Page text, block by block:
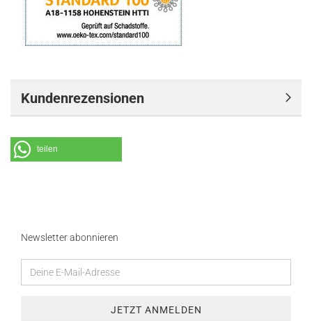
Kundenrezensionen
teilen
Newsletter abonnieren